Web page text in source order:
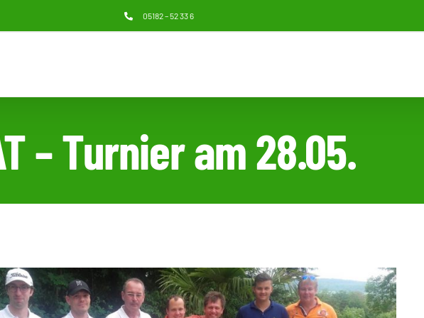
05182 – 52 33 6
– Turnier am 28.05.